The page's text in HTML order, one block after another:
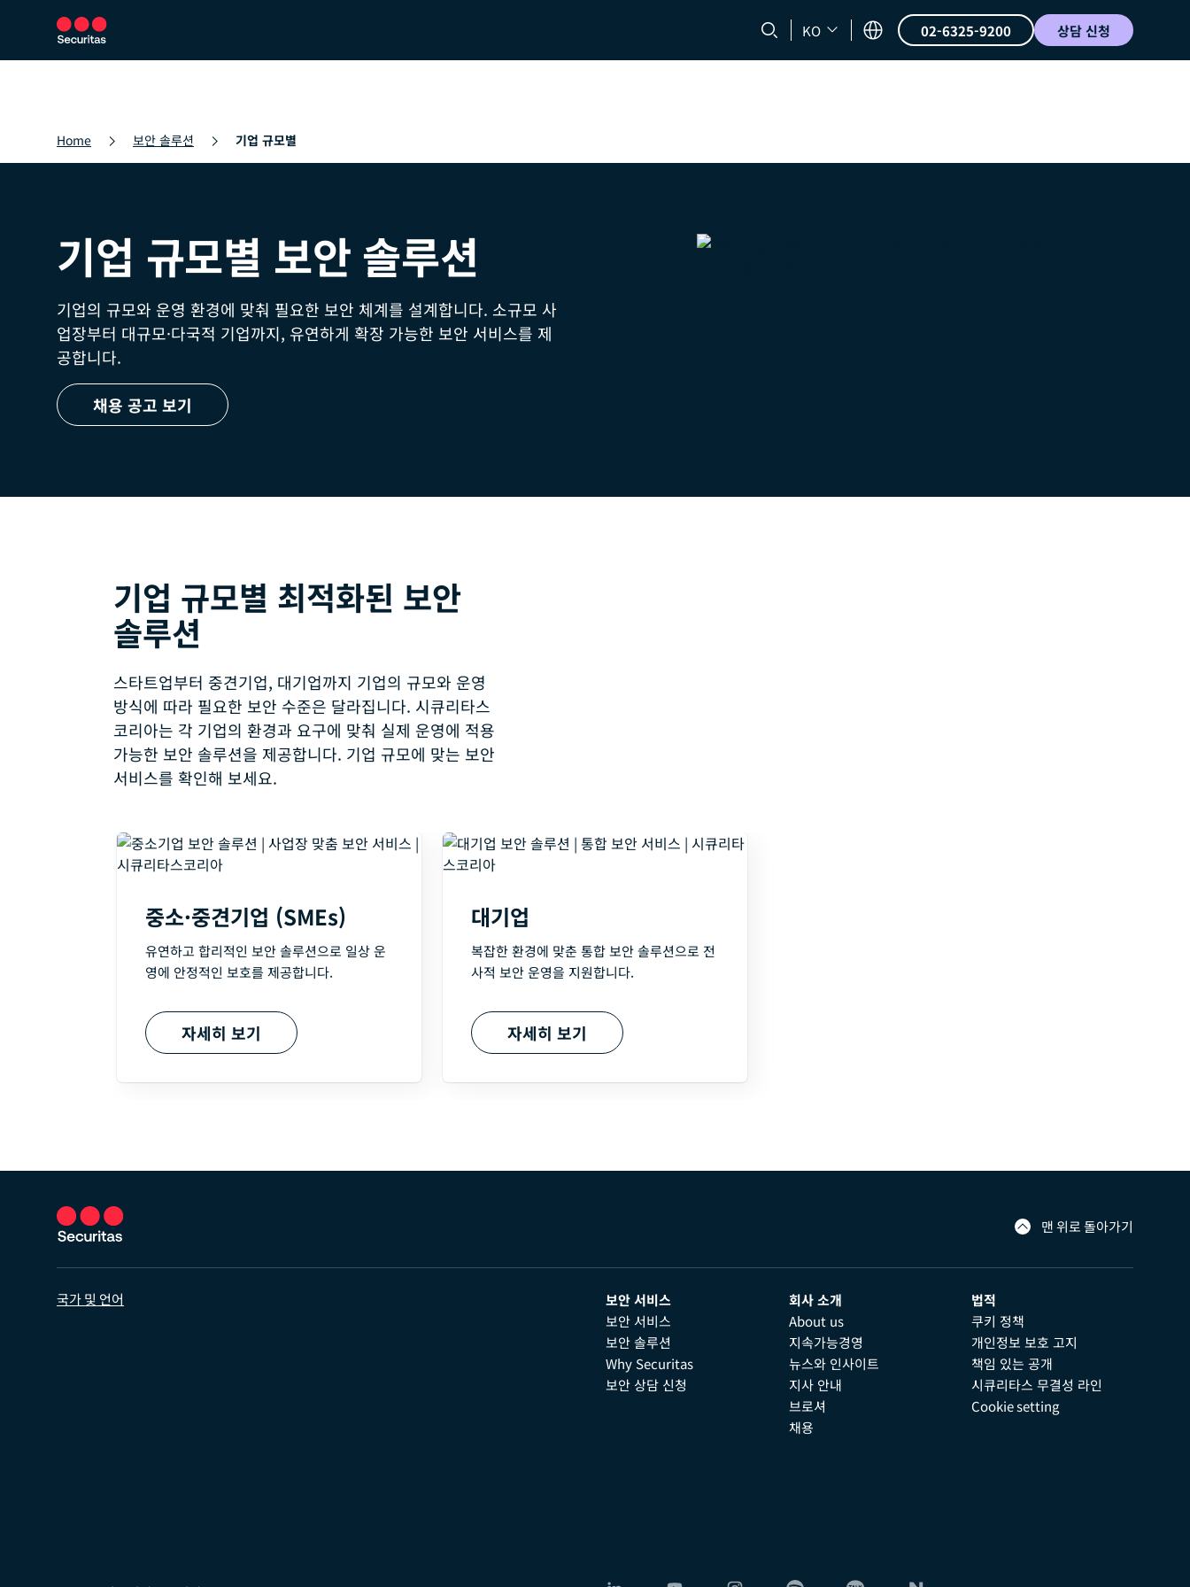
KO 02-6325-9200 상담 신청
보안 서비스 보안 솔루션 뉴스룸 문의처 채용 정보
Home 보안 솔루션 기업 규모별
기업 규모별 보안 솔루션
기업의 규모와 운영 환경에 맞춰 필요한 보안 체계를 설계합니다. 소규모 사
업장부터 대규모·다국적 기업까지, 유연하게 확장 가능한 보안 서비스를 제
공합니다.
채용 공고 보기
기업 규모별 최적화된 보안
솔루션
스타트업부터 중견기업, 대기업까지 기업의 규모와 운영
방식에 따라 필요한 보안 수준은 달라집니다. 시큐리타스
코리아는 각 기업의 환경과 요구에 맞춰 실제 운영에 적용
가능한 보안 솔루션을 제공합니다. 기업 규모에 맞는 보안
서비스를 확인해 보세요.
중소·중견기업 (SMEs)
유연하고 합리적인 보안 솔루션으로 일상 운
영에 안정적인 보호를 제공합니다.
자세히 보기
대기업
복잡한 환경에 맞춘 통합 보안 솔루션으로 전
사적 보안 운영을 지원합니다.
자세히 보기
맨 위로 돌아가기
국가 및 언어
보안 서비스
보안 서비스
보안 솔루션
Why Securitas
보안 상담 신청
회사 소개
About us
지속가능경영
뉴스와 인사이트
지사 안내
브로셔
채용
법적
쿠키 정책
개인정보 보호 고지
책임 있는 공개
시큐리타스 무결성 라인
Cookie setting